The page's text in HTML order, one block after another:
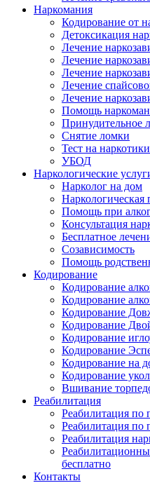
Наркомания
Кодирование от
Детоксикация
Лечение
Лечение
Лечение
Лечение
Лечение
Помощь
Принудительное
Снятие ломки
Тест на
УБОД
Наркологические
Нарколог на дом
Помощь при
Консультация
Бесплатное
Созависимость
Помощь
Кодирование
Кодирование
Кодирование
Кодирование
Кодирование
Кодирование
Кодирование
Кодирование на
Кодирование
Вшивание
Реабилитация
Реабилитация по
Реабилитация по
Реабилитация
бесплатно
Контакты